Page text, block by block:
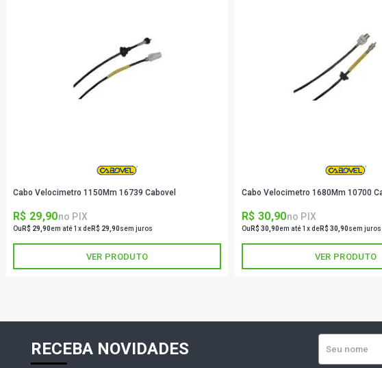
Cabo Velocimetro 1150Mm 16739 Cabovel
R$ 29,90no PIX
Ou R$ 29,90em até 1x deR$ 29,90sem juros
VER PRODUTO
Cabo Velocimetro 1680Mm 10700
R$ 30,90no PIX
Ou R$ 30,90em até 1x deR$ 30,90sem juros
VER PRODUTO
RECEBA NOVIDADES